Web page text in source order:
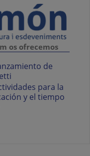
os ofrecemos
de
para la
y el tiempo